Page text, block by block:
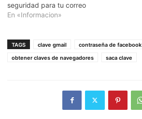
seguridad para tu correo
En «Informacion»
TAGS clave gmail contraseña de facebook
obtener claves de navegadores
saca clave